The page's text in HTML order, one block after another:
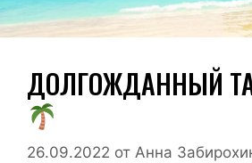
ДОЛГОЖДАННЫЙ
26.09.2022 от Анна